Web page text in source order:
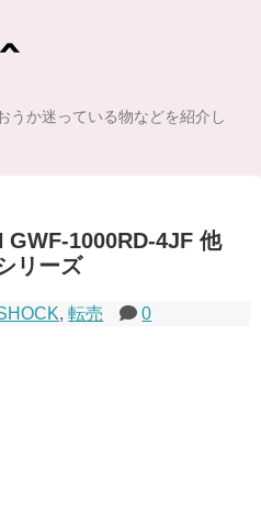
うか迷っている物などを紹介し
GWF-1000RD-4JF 他
リーズ
,転売 0